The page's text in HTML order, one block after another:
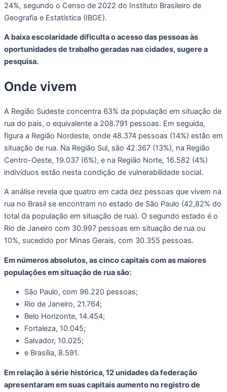
24%, segundo o Censo de 2022 do Instituto Brasileiro de
Geografia e Estatística (IBGE).
A baixa escolaridade dificulta o acesso das pessoas às
oportunidades de trabalho geradas nas cidades, sugere a
pesquisa.
Onde vivem
A Região Sudeste concentra 63% da população em situação de
rua do país, o equivalente a 208.791 pessoas. Em seguida,
figura a Região Nordeste, onde 48.374 pessoas (14%) estão em
situação de rua. Na Região Sul, são 42.367 (13%), na Região
Centro-Oeste, 19.037 (6%), e na Região Norte, 16.582 (4%)
indivíduos estão nesta condição de vulnerabilidade social.
A análise revela que quatro em cada dez pessoas que vivem na
rua no Brasil se encontram no estado de São Paulo (42,82% do
total da população em situação de rua). O segundo estado é o
Rio de Janeiro com 30.997 pessoas em situação de rua ou
10%, sucedido por Minas Gerais, com 30.355 pessoas.
Em números absolutos, as cinco capitais com as maiores
populações em situação de rua são:
São Paulo, com 96.220 pessoas;
Rio de Janeiro, 21.764;
Belo Horizonte, 14.454;
Fortaleza, 10.045;
Salvador, 10.025;
e Brasília, 8.591.
Em relação à série histórica, 12 unidades da federação
apresentaram em suas capitais aumento no registro de